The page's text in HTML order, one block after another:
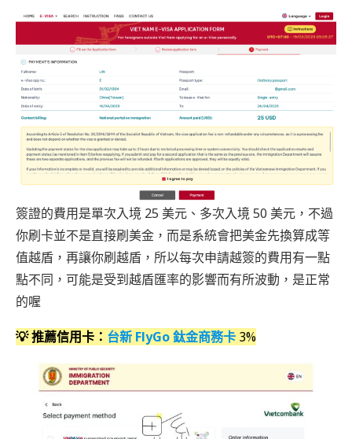
簽證的費用是單次入境 25 美元、多次入境 50 美元，不過
你刷卡並不是直接刷美金，而是系統會把美金先換算成等
值越盾，再讓你刷越盾，所以每次申請越簽的費用有一點
點不同，可能是受到越盾匯率的影響而有所波動，是正常
的喔
💡推薦信用卡： 台新 FlyGo 鈦金商務卡 3%